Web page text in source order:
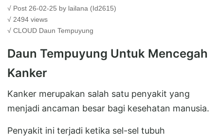
√ Post 26-02-25 by lailana (Id2615)
√ 2494 views
√ CLOUD Daun Tempuyung
Daun Tempuyung Untuk Mencegah
Kanker
Kanker merupakan salah satu penyakit yang
menjadi ancaman besar bagi kesehatan manusia.
Penyakit ini terjadi ketika sel-sel tubuh